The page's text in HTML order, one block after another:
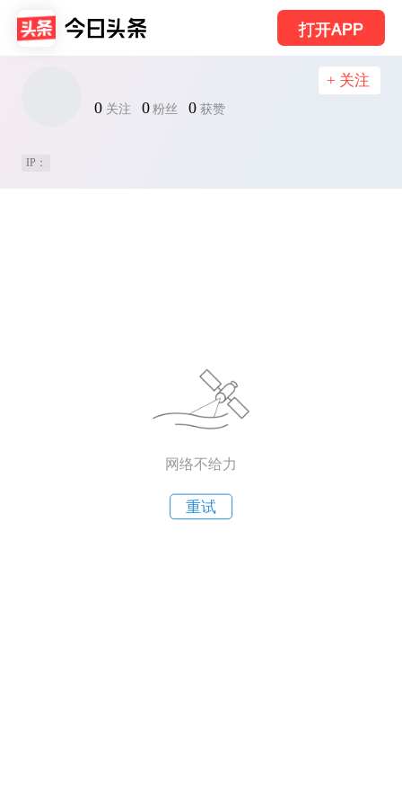
打开APP
0 关注 0 粉丝 0 获赞
+ 关注
IP：
网络不给力
重试